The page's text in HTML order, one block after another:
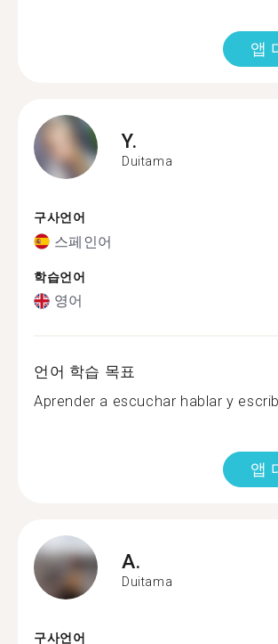
앱
Y.
Duitama
구사언어
스페인어
학습언어
영어
언어 학습 목표
Aprender a escuchar hablar y
앱
A.
Duitama
구사언어